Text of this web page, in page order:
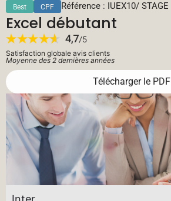
Best CPF Référence : IUEX10/ STAGE
Excel débutant
Satisfaction globale avis clients
Moyenne des 2 dernières années
Télécharger le PDF